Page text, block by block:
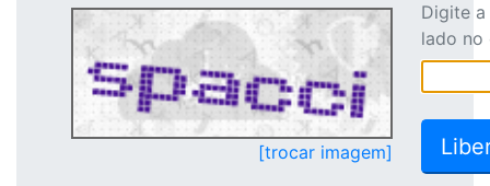
[trocar imagem]
Digite
lado no